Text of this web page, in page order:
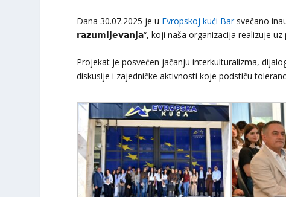
Dana 30.07.2025 je u Evropskoj kući Barsvečano
𝗿𝗮𝘇𝘂𝗺𝗶𝗷𝗲𝘃𝗮𝗻𝗷𝗮“, koji naša organizacija realizuje
Projekat je posvećen jačanju interkulturalizma,
diskusije i zajedničke aktivnosti koje podstiču